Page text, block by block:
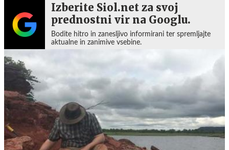
Izberite Siol.net za svoj
prednostni vir na Googlu.
Bodite hitro in zanesljivo informirani ter spremljajte
aktualne in zanimive vsebine.